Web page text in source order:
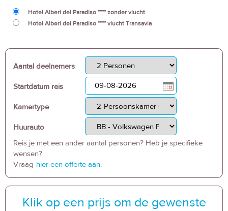
Hotel Alberi del Paradiso **** zonder vlucht
Hotel Alberi del Paradiso **** vlucht Transavia
Aantal deelnemers
Startdatum reis
Kamertype
Huurauto
Reis je met een ander aantal personen? Heb je specifieke
wensen?
Vraag hier een offerte aan.
Klik op een prijs om de gewenste